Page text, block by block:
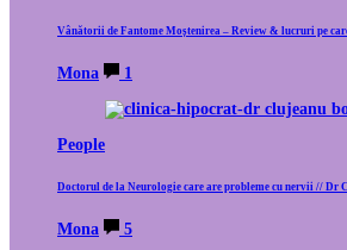
Vânătorii de Fantome Moștenirea – Review & lucruri pe
Mona 1
People
Doctorul de la Neurologie care are probleme cu nervii //
Mona 5